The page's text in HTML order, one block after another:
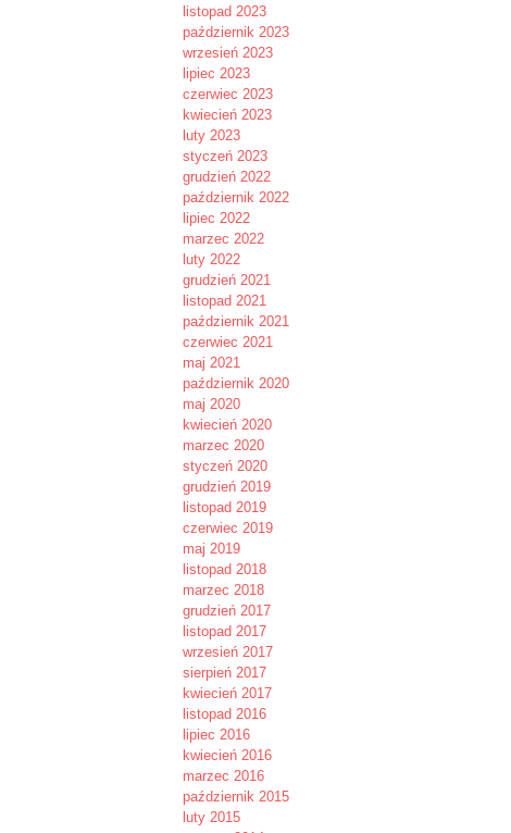
listopad 2023
październik 2023
wrzesień 2023
lipiec 2023
czerwiec 2023
kwiecień 2023
luty 2023
styczeń 2023
grudzień 2022
październik 2022
lipiec 2022
marzec 2022
luty 2022
grudzień 2021
listopad 2021
październik 2021
czerwiec 2021
maj 2021
październik 2020
maj 2020
kwiecień 2020
marzec 2020
styczeń 2020
grudzień 2019
listopad 2019
czerwiec 2019
maj 2019
listopad 2018
marzec 2018
grudzień 2017
listopad 2017
wrzesień 2017
sierpień 2017
kwiecień 2017
listopad 2016
lipiec 2016
kwiecień 2016
marzec 2016
październik 2015
luty 2015